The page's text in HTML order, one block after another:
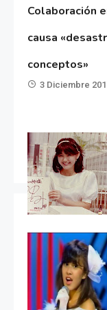
Colaboración
causa
conceptos»
3 Diciembre